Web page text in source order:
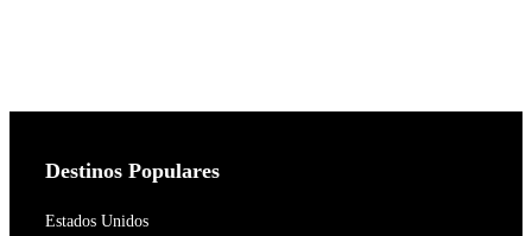
Destinos Populares
Estados Unidos